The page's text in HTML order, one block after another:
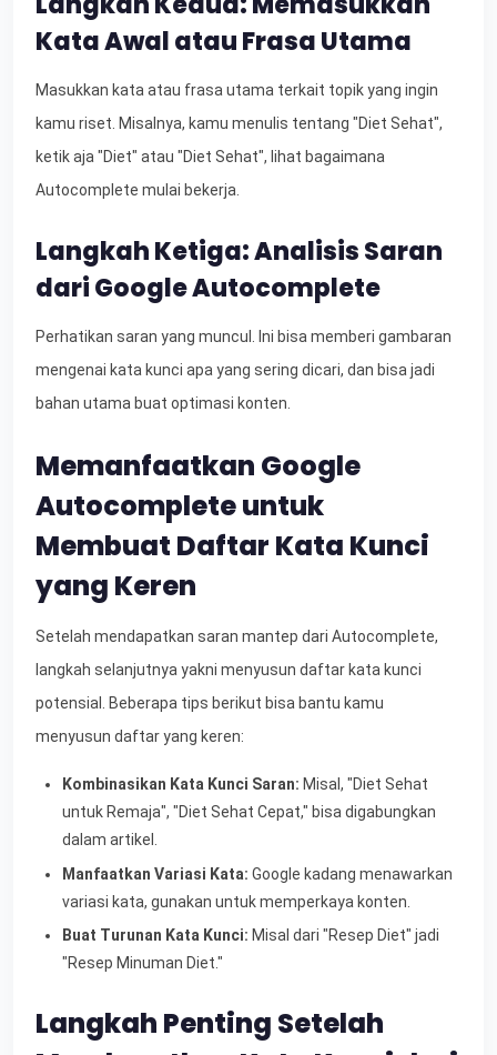
Kata Awal atau Frasa Utama
Masukkan kata atau frasa utama terkait topik yang ingin
kamu riset. Misalnya, kamu menulis tentang "Diet Sehat",
ketik aja "Diet" atau "Diet Sehat", lihat bagaimana
Autocomplete mulai bekerja.
Langkah Ketiga: Analisis Saran
dari Google Autocomplete
Perhatikan saran yang muncul. Ini bisa memberi gambaran
mengenai kata kunci apa yang sering dicari, dan bisa jadi
bahan utama buat optimasi konten.
Memanfaatkan Google
Autocomplete untuk
Membuat Daftar Kata Kunci
yang Keren
Setelah mendapatkan saran mantep dari Autocomplete,
langkah selanjutnya yakni menyusun daftar kata kunci
potensial. Beberapa tips berikut bisa bantu kamu
menyusun daftar yang keren:
Kombinasikan Kata Kunci Saran: Misal, "Diet Sehat
untuk Remaja", "Diet Sehat Cepat," bisa digabungkan
dalam artikel.
Manfaatkan Variasi Kata: Google kadang menawarkan
variasi kata, gunakan untuk memperkaya konten.
Buat Turunan Kata Kunci: Misal dari "Resep Diet" jadi
"Resep Minuman Diet."
Langkah Penting Setelah